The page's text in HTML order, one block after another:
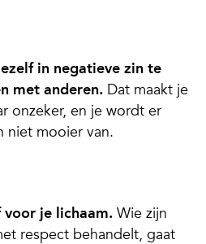
in negatieve zin te
met anderen. Dat maakt je
onzeker, en je wordt er
niet mooier van.
voor je lichaam. Wie zijn
respect behandelt, gaat